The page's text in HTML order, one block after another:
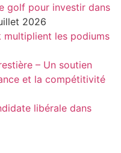
golf pour investir dans
2026
multiplient les podiums
– Un soutien
et la compétitivité
libérale dans